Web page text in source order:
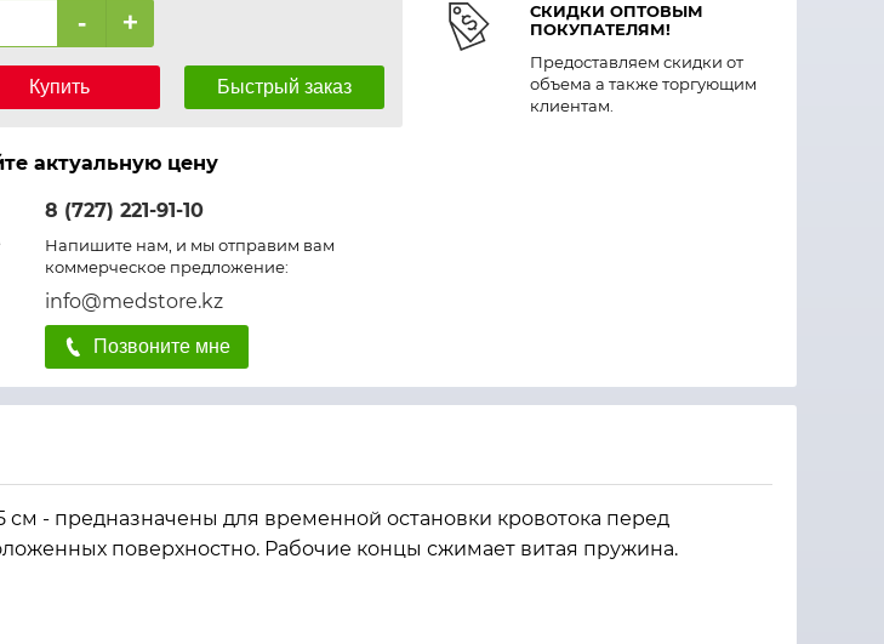
- +
Купить Быстрый заказ
актуальную цену
8 (727) 221-91-10
Напишите нам, и мы отправим вам
коммерческое предложение:
info@medstore.kz
Позвоните мне
СКИДКИ ОПТОВЫМ
ПОКУПАТЕЛЯМ!
Предоставляем скидки от
объема а также торгующим
клиентам.
см - предназначены для временной остановки кровотока перед
поверхностно. Рабочие концы сжимает витая пружина.